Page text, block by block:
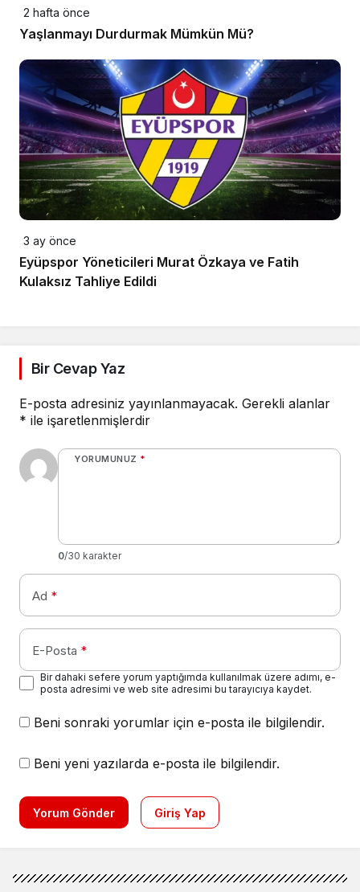
2 hafta önce
Yaşlanmayı Durdurmak Mümkün Mü?
3 ay önce
Eyüpspor Yöneticileri Murat Özkaya ve Fatih
Kulaksız Tahliye Edildi
Bir Cevap Yaz
E-posta adresiniz yayınlanmayacak. Gerekli alanlar
* ile işaretlenmişlerdir
YORUMUNUZ *
0/30 karakter
Ad *
E-Posta *
Bir dahaki sefere yorum yaptığımda kullanılmak üzere adımı, e-
posta adresimi ve web site adresimi bu tarayıcıya kaydet.
Beni sonraki yorumlar için e-posta ile bilgilendir.
Beni yeni yazılarda e-posta ile bilgilendir.
Yorum Gönder Giriş Yap